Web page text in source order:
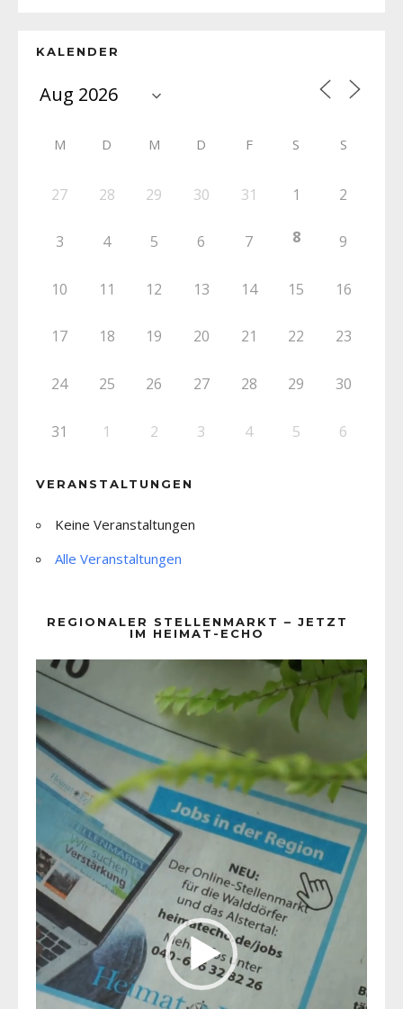
KALENDER
M D M D F S S
27 28 29 30 31 1 2
3 4 5 6 7 8 9
10 11 12 13 14 15 16
17 18 19 20 21 22 23
24 25 26 27 28 29 30
31 1 2 3 4 5 6
VERANSTALTUNGEN
Keine Veranstaltungen
Alle Veranstaltungen
REGIONALER STELLENMARKT – JETZT
IM HEIMAT-ECHO
Player